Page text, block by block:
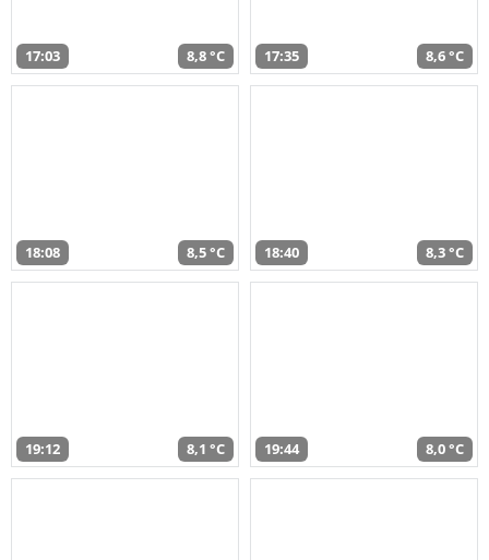
17:03 8,8 °C 17:35 8,6 °C
18:08 8,5 °C 18:40 8,3 °C
19:12 8,1 °C 19:44 8,0 °C